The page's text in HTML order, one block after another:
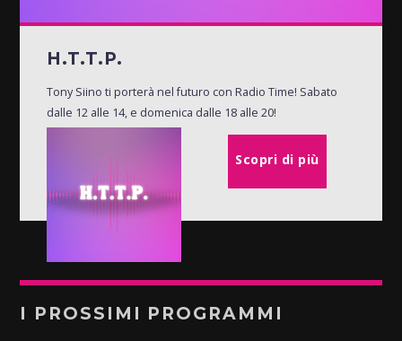
H.T.T.P.
Tony Siino ti porterà nel futuro con Radio Time! Sabato
dalle 12 alle 14, e domenica dalle 18 alle 20!
Scopri di più
I PROSSIMI PROGRAMMI